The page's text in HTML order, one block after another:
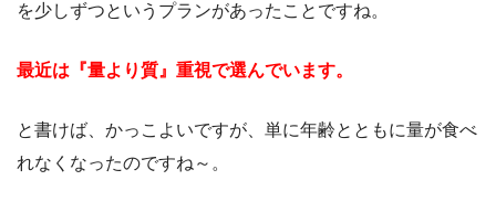
を少しずつというプランがあったことですね。
最近は 『量より質』 重視で選んでいます。
と書けば、かっこよいですが、単に年齢とともに量が食べ
れなくなったのですね～。